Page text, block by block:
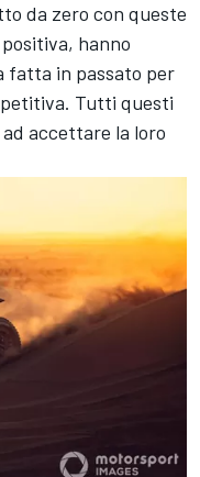
da zero con queste
hanno
fatta in passato per
Tutti questi
accettare la loro